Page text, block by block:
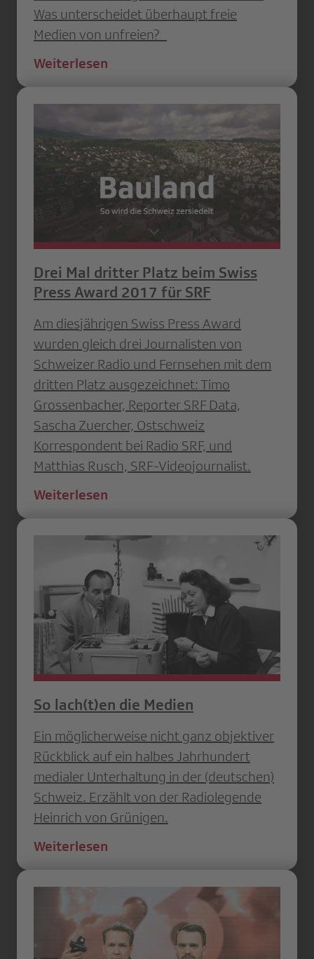
Was unterscheidet überhaupt freie
Medien von unfreien?
Weiterlesen
Drei Mal dritter Platz beim Swiss
Press Award 2017 für SRF
Am diesjährigen Swiss Press Award
wurden gleich drei Journalisten von
Schweizer Radio und Fernsehen mit dem
dritten Platz ausgezeichnet: Timo
Grossenbacher, Reporter SRF Data,
Sascha Zuercher, Ostschweiz
Korrespondent bei Radio SRF, und
Matthias Rusch, SRF-Videojournalist.
Weiterlesen
So lach(t)en die Medien
Ein möglicherweise nicht ganz objektiver
Rückblick auf ein halbes Jahrhundert
medialer Unterhaltung in der (deutschen)
Schweiz. Erzählt von der Radiolegende
Heinrich von Grünigen.
Weiterlesen